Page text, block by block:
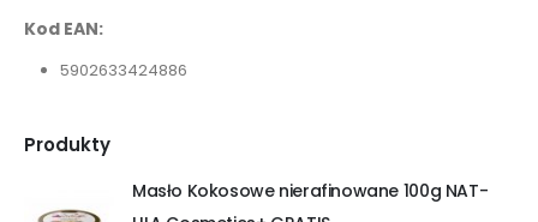
Kod EAN:
5902633424886
Produkty
Masło Kokosowe nierafinowane 100g NAT-